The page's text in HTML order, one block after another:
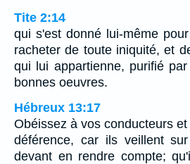
Tite 2:14
qui s'est donné lui-même
racheter de toute iniquité, et
qui lui appartienne, purifié
bonnes oeuvres.
Hébreux 13:17
Obéissez à vos conducteurs
déférence, car ils veillent
devant en rendre compte;